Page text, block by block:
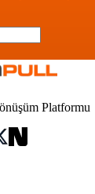
Platformu